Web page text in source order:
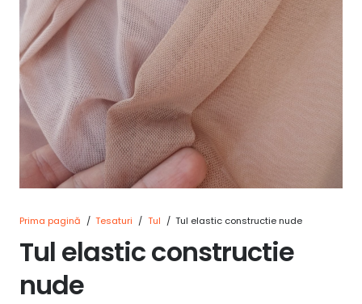
Prima pagină / Tesaturi / Tul / Tul elastic constructie nude
Tul elastic constructie
nude